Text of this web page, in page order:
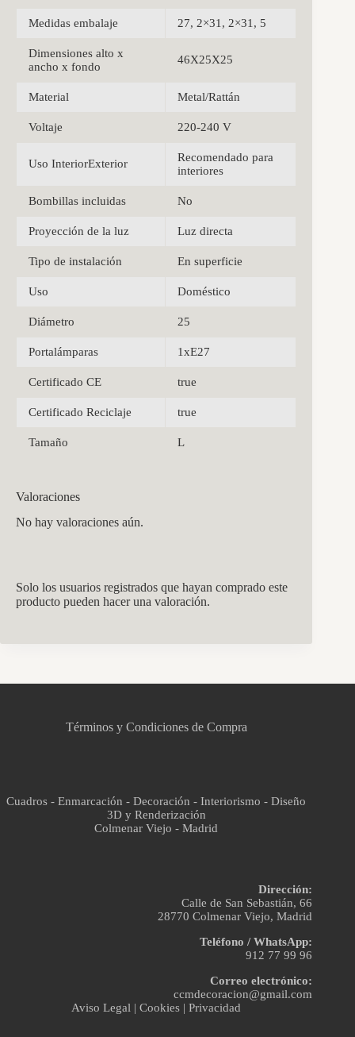
Medidas embalaje 27, 2×31, 2×31, 5
Dimensiones alto x
ancho x fondo
46X25X25
Material Metal/Rattán
Voltaje 220-240 V
Uso InteriorExterior
Recomendado para
interiores
Bombillas incluidas No
Proyección de la luz Luz directa
Tipo de instalación En superficie
Uso Doméstico
Diámetro 25
Portalámparas 1xE27
Certificado CE true
Certificado Reciclaje true
Tamaño L
Valoraciones
No hay valoraciones aún.
Solo los usuarios registrados que hayan comprado este
producto pueden hacer una valoración.
Términos y Condiciones de Compra
Cuadros - Enmarcación - Decoración - Interiorismo - Diseño
3D y Renderización
Colmenar Viejo - Madrid
Dirección:
Calle de San Sebastián, 66
28770 Colmenar Viejo, Madrid
Teléfono / WhatsApp:
912 77 99 96
Correo electrónico:
ccmdecoracion@gmail.com
Aviso Legal |Cookies |Privacidad
Asistente virtual · En línea